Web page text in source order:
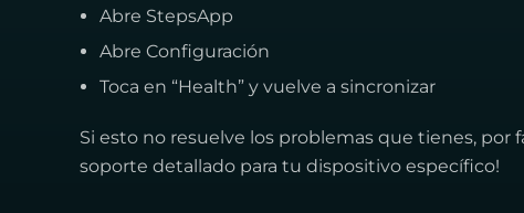
Abre StepsApp
Abre Configuración
Toca en “Health” y vuelve a sincronizar
Si esto no resuelve los problemas que tienes, por
soporte detallado para tu dispositivo específico!